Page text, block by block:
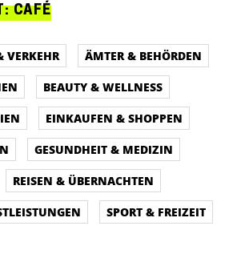
CAFÉ
VERKEHR
ÄMTER & BEHÖRDEN
BEAUTY & WELLNESS
EINKAUFEN & SHOPPEN
GESUNDHEIT & MEDIZIN
REISEN & ÜBERNACHTEN
SPORT & FREIZEIT